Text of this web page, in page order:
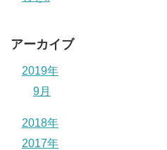
アーカイブ
2019年
9月
2018年
2017年